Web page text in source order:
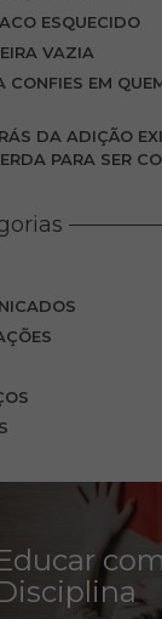
ESQUECIDO
VAZIA
CONFIES EM
DA ADIÇÃO
PARA SER